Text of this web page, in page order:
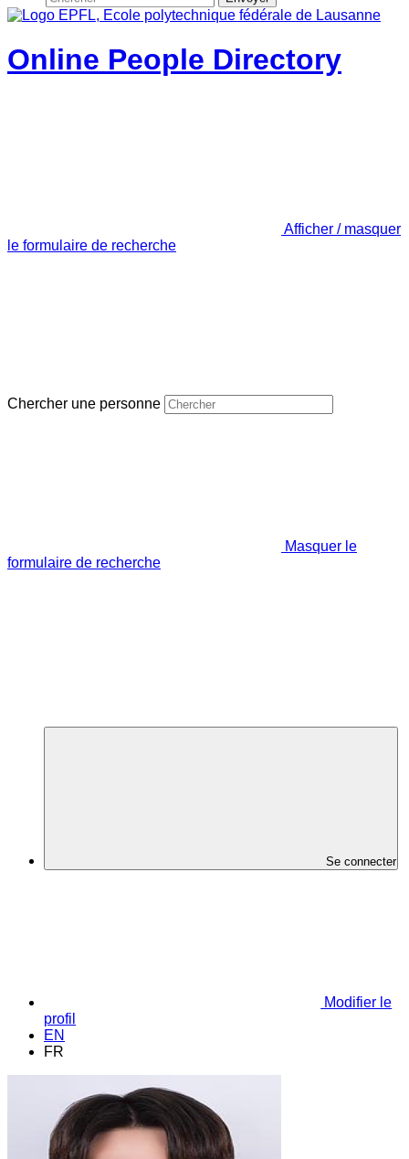
Online People Directory
Afficher / masquer
le formulaire de recherche
Chercher une personne
Masquer le
formulaire de recherche
Se connecter
Modifier le
profil
EN
FR